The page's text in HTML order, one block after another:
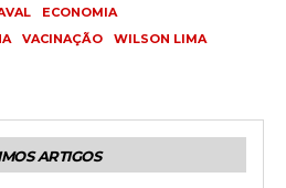
ECONOMIA
VACINAÇÃO WILSON LIMA
ARTIGOS